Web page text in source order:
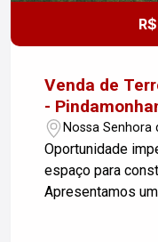
Venda de
-
Nossa
Oportunidade
espaço para
Apresentamos
bairro Nossa